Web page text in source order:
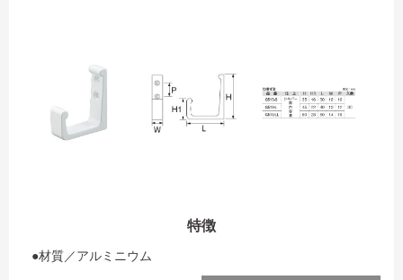
特徴
●材質／アルミニウム